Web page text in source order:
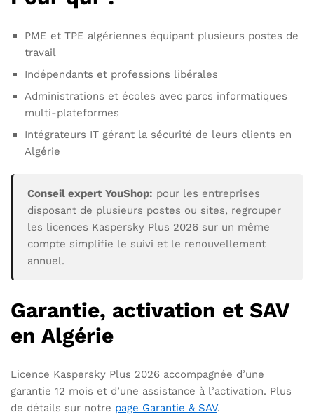
PME et TPE algériennes équipant plusieurs postes de
travail
Indépendants et professions libérales
Administrations et écoles avec parcs informatiques
multi-plateformes
Intégrateurs IT gérant la sécurité de leurs clients en
Algérie
Conseil expert YouShop: pour les entreprises
disposant de plusieurs postes ou sites, regrouper
les licences Kaspersky Plus 2026 sur un même
compte simplifie le suivi et le renouvellement
annuel.
Garantie, activation et SAV
en Algérie
Licence Kaspersky Plus 2026 accompagnée d’une
garantie 12 mois et d’une assistance à l’activation. Plus
de détails sur notre page Garantie & SAV.